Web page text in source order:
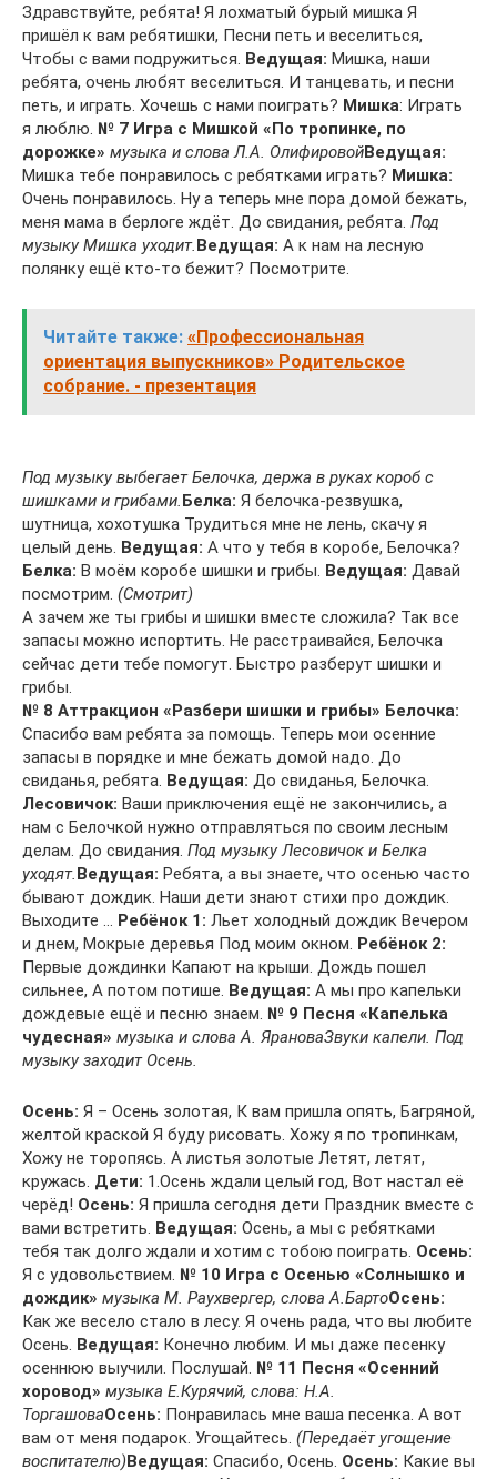
Здравствуйте, ребята! Я лохматый бурый мишка Я
пришёл к вам ребятишки, Песни петь и веселиться,
Чтобы с вами подружиться. Ведущая: Мишка, наши
ребята, очень любят веселиться. И танцевать, и песни
петь, и играть. Хочешь с нами поиграть? Мишка: Играть
я люблю. № 7 Игра с Мишкой «По тропинке, по
дорожке» музыка и слова Л.А. ОлифировойВедущая:
Мишка тебе понравилось с ребятками играть? Мишка:
Очень понравилось. Ну а теперь мне пора домой бежать,
меня мама в берлоге ждёт. До свидания, ребята. Под
музыку Мишка уходит.Ведущая: А к нам на лесную
полянку ещё кто-то бежит? Посмотрите.
Читайте также: «Профессиональная
ориентация выпускников» Родительское
собрание. - презентация
Под музыку выбегает Белочка, держа в руках короб с
шишками и грибами.Белка: Я белочка-резвушка,
шутница, хохотушка Трудиться мне не лень, скачу я
целый день. Ведущая: А что у тебя в коробе, Белочка?
Белка: В моём коробе шишки и грибы. Ведущая: Давай
посмотрим. (Смотрит)
А зачем же ты грибы и шишки вместе сложила? Так все
запасы можно испортить. Не расстраивайся, Белочка
сейчас дети тебе помогут. Быстро разберут шишки и
грибы.
№ 8 Аттракцион «Разбери шишки и грибы» Белочка:
Спасибо вам ребята за помощь. Теперь мои осенние
запасы в порядке и мне бежать домой надо. До
свиданья, ребята. Ведущая: До свиданья, Белочка.
Лесовичок: Ваши приключения ещё не закончились, а
нам с Белочкой нужно отправляться по своим лесным
делам. До свидания. Под музыку Лесовичок и Белка
уходят.Ведущая: Ребята, а вы знаете, что осенью часто
бывают дождик. Наши дети знают стихи про дождик.
Выходите … Ребёнок 1: Льет холодный дождик Вечером
и днем, Мокрые деревья Под моим окном. Ребёнок 2:
Первые дождинки Капают на крыши. Дождь пошел
сильнее, А потом потише. Ведущая: А мы про капельки
дождевые ещё и песню знаем. № 9 Песня «Капелька
чудесная» музыка и слова А. ЯрановаЗвуки капели. Под
музыку заходит Осень.
Осень: Я – Осень золотая, К вам пришла опять, Багряной,
желтой краской Я буду рисовать. Хожу я по тропинкам,
Хожу не торопясь. А листья золотые Летят, летят,
кружась. Дети: 1.Осень ждали целый год, Вот настал её
черёд! Осень: Я пришла сегодня дети Праздник вместе с
вами встретить. Ведущая: Осень, а мы с ребятками
тебя так долго ждали и хотим с тобою поиграть. Осень:
Я с удовольствием. № 10 Игра с Осенью «Солнышко и
дождик» музыка М. Раухвергер, слова А.БартоОсень:
Как же весело стало в лесу. Я очень рада, что вы любите
Осень. Ведущая: Конечно любим. И мы даже песенку
осеннюю выучили. Послушай. № 11 Песня «Осенний
хоровод» музыка Е.Курячий, слова: Н.А.
ТоргашоваОсень: Понравилась мне ваша песенка. А вот
вам от меня подарок. Угощайтесь. (Передаёт угощение
воспитателю)Ведущая: Спасибо, Осень. Осень: Какие вы